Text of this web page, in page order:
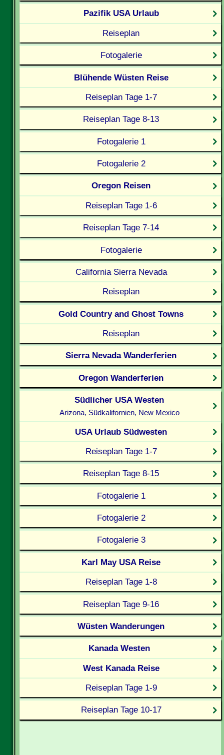
Pazifik USA Urlaub
Reiseplan
Fotogalerie
Blühende Wüsten Reise
Reiseplan Tage 1-7
Reiseplan Tage 8-13
Fotogalerie 1
Fotogalerie 2
Oregon Reisen
Reiseplan Tage 1-6
Reiseplan Tage 7-14
Fotogalerie
California Sierra Nevada
Reiseplan
Gold Country and Ghost Towns
Reiseplan
Sierra Nevada Wanderferien
Oregon Wanderferien
Südlicher USA Westen
Arizona, Südkalifornien, New Mexico
USA Urlaub Südwesten
Reiseplan Tage 1-7
Reiseplan Tage 8-15
Fotogalerie 1
Fotogalerie 2
Fotogalerie 3
Karl May USA Reise
Reiseplan Tage 1-8
Reiseplan Tage 9-16
Wüsten Wanderungen
Kanada Westen
West Kanada Reise
Reiseplan Tage 1-9
Reiseplan Tage 10-17